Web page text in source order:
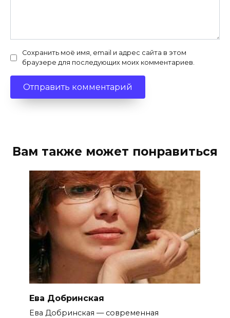
Сохранить моё имя, email и адрес сайта в этом
браузере для последующих моих комментариев.
Вам также может понравиться
Ева Добринская
Ева Добринская — современная